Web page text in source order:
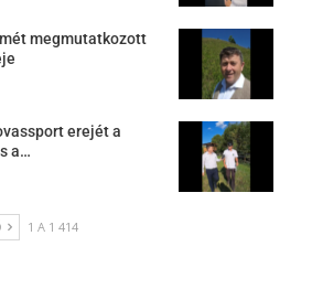
megmutatkozott
erejét a
a…
1 A 1 414